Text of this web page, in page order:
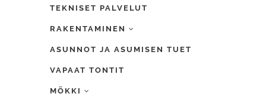
TEKNISET PALVELUT
RAKENTAMINEN
ASUNNOT JA ASUMISEN TUET
VAPAAT TONTIT
MÖKKI